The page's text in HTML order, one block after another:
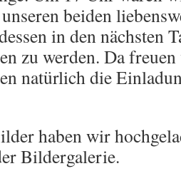
beiden
in den nächsten
zu werden. Da
natürlich die
haben wir
Bildergalerie.